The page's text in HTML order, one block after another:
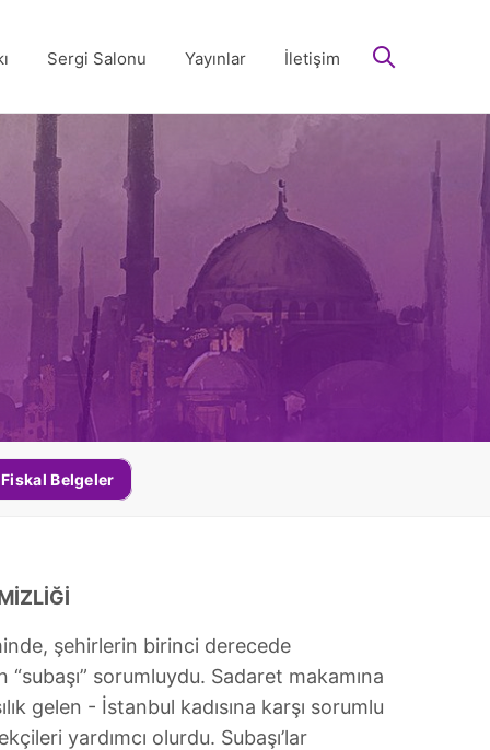
Sergi Salonu Yayınlar İletişim
Fiskal Belgeler
şehirlerin birinci derecede
sorumluydu. Sadaret makamına
gelen - İstanbul kadısına karşı sorumlu
yardımcı olurdu. Subaşı’lar